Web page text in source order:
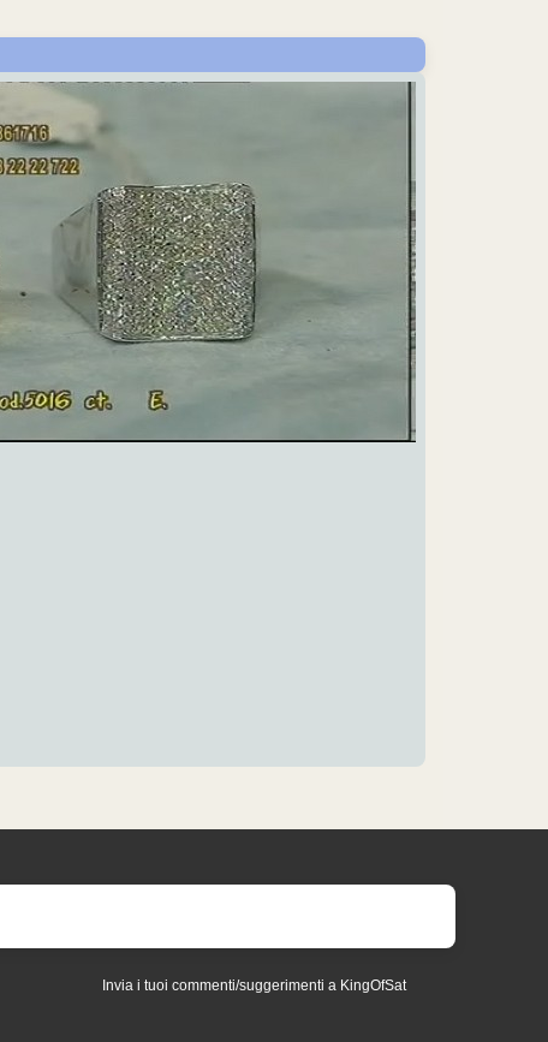
Invia i tuoi commenti/suggerimenti a KingOfSat